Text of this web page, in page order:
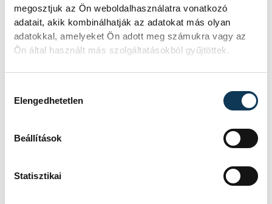
megosztjuk az Ön weboldalhasználatra vonatkozó
adatait, akik kombinálhatják az adatokat más olyan
adatokkal, amelyeket Ön adott meg számukra vagy az
Ön által használt más szolgáltatásokból gyűjtöttek.
Elengedhetetlen
Beállítások
Statisztikai
parlamenti frakciója
Baka Andrást, a Legfelsőbb Bíróság
korábbi elnökét jelöli köztársasági
elnöknek a Tisza párt parlamenti
Egy furcsa halkonzerv
mutatjuk!